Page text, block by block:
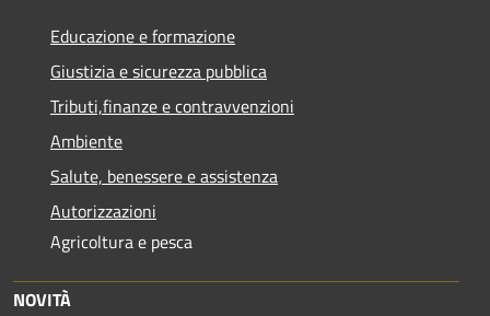
Educazione e formazione
Giustizia e sicurezza pubblica
Tributi,finanze e contravvenzioni
Ambiente
Salute, benessere e assistenza
Autorizzazioni
Agricoltura e pesca
NOVITÀ